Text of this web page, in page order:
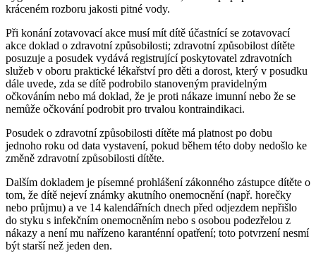
kráceném rozboru jakosti pitné vody.
Při konání zotavovací akce musí mít dítě účastnící se zotavovací
akce doklad o zdravotní způsobilosti; zdravotní způsobilost dítěte
posuzuje a posudek vydává registrující poskytovatel zdravotních
služeb v oboru praktické lékařství pro děti a dorost, který v posudku
dále uvede, zda se dítě podrobilo stanoveným pravidelným
očkováním nebo má doklad, že je proti nákaze imunní nebo že se
nemůže očkování podrobit pro trvalou kontraindikaci.
Posudek o zdravotní způsobilosti dítěte má platnost po dobu
jednoho roku od data vystavení, pokud během této doby nedošlo ke
změně zdravotní způsobilosti dítěte.
Dalším dokladem je písemné prohlášení zákonného zástupce dítěte o
tom, že dítě nejeví známky akutního onemocnění (např. horečky
nebo průjmu) a ve 14 kalendářních dnech před odjezdem nepřišlo
do styku s infekčním onemocněním nebo s osobou podezřelou z
nákazy a není mu nařízeno karanténní opatření; toto potvrzení nesmí
být starší než jeden den.